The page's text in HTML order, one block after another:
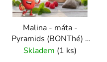
Malina - máta -
Pyramids (BONThé) -
Oxalis
Skladem (1 ks)